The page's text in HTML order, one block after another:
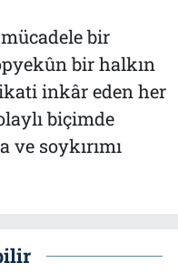
mücadele bir
bir halkın
inkâr eden her
biçimde
soykırımı